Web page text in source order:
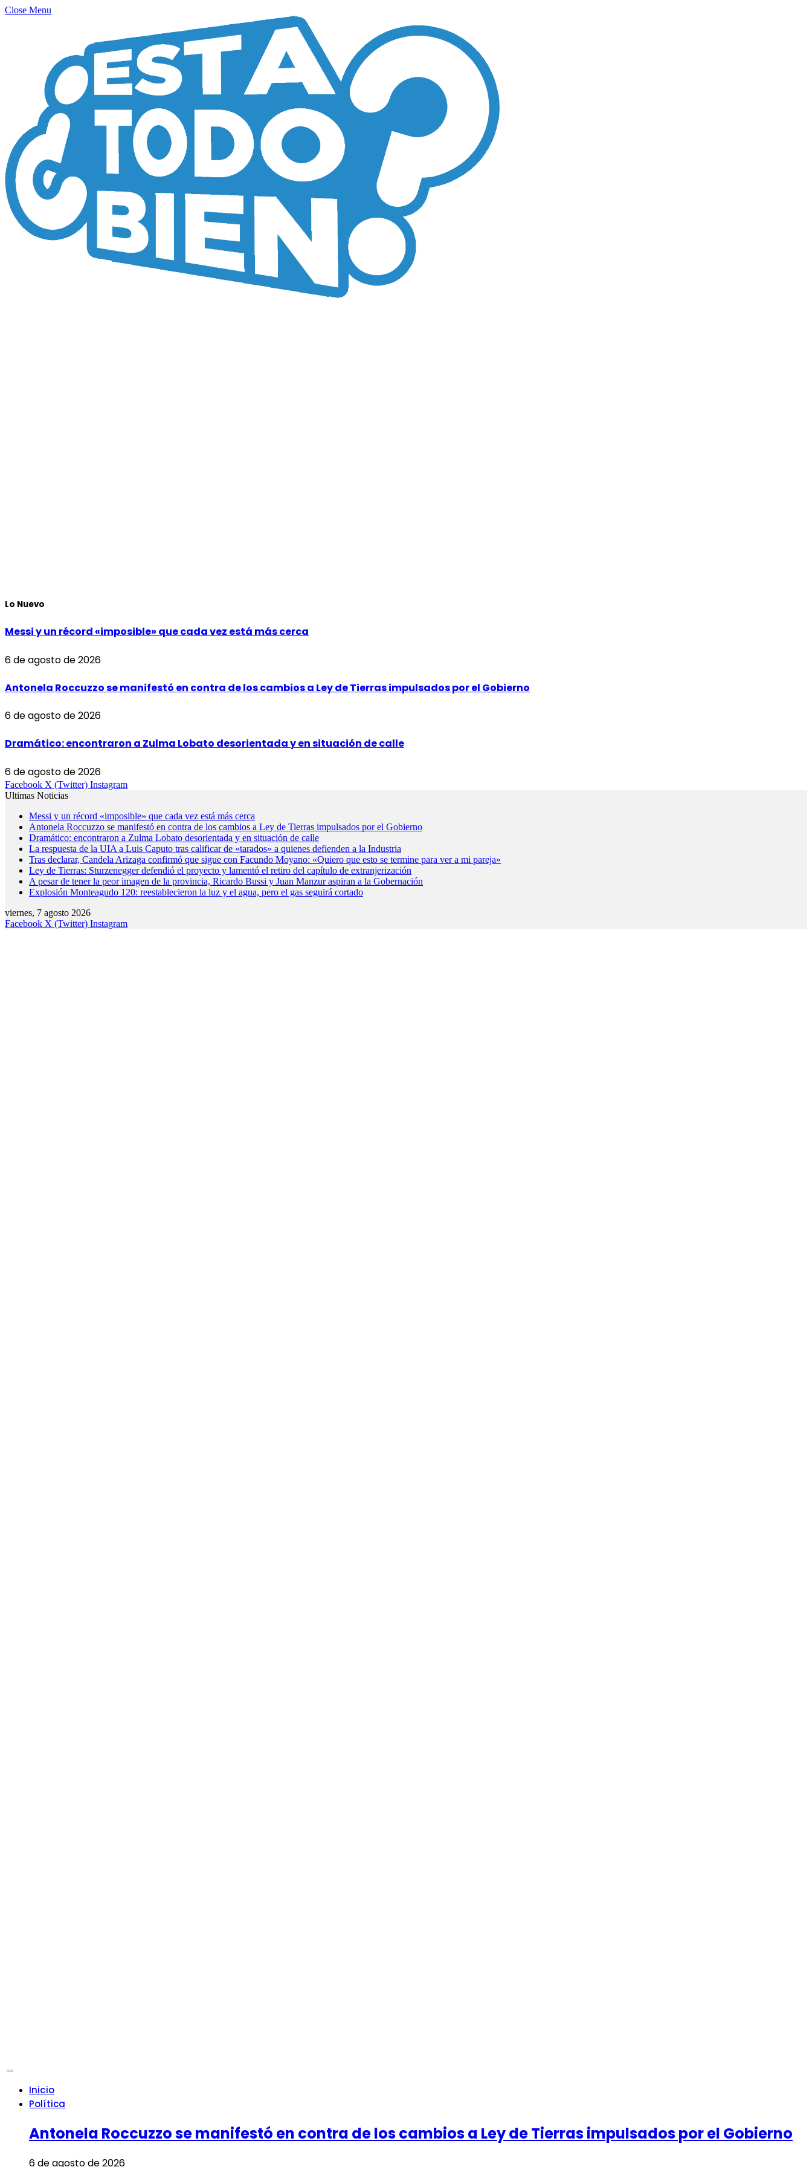
Close Menu
Lo Nuevo
Messi y un récord «imposible» que cada vez está más cerca
6 de agosto de 2026
Antonela Roccuzzo se manifestó en contra de los cambios a Ley de Tierras impulsados por el Gobierno
6 de agosto de 2026
Dramático: encontraron a Zulma Lobato desorientada y en situación de calle
6 de agosto de 2026
Facebook X (Twitter) Instagram
Ultimas Noticias
Messi y un récord «imposible» que cada vez está más cerca
Antonela Roccuzzo se manifestó en contra de los cambios a Ley de Tierras impulsados por el Gobierno
Dramático: encontraron a Zulma Lobato desorientada y en situación de calle
La respuesta de la UIA a Luis Caputo tras calificar de «tarados» a quienes defienden a la Industria
Tras declarar, Candela Arizaga confirmó que sigue con Facundo Moyano: «Quiero que esto se termine para ver a mi pareja»
Ley de Tierras: Sturzenegger defendió el proyecto y lamentó el retiro del capítulo de extranjerización
A pesar de tener la peor imagen de la provincia, Ricardo Bussi y Juan Manzur aspiran a la Gobernación
Explosión Monteagudo 120: reestablecieron la luz y el agua, pero el gas seguirá cortado
viernes, 7 agosto 2026
Facebook X (Twitter) Instagram
Inicio
Política
Antonela Roccuzzo se manifestó en contra de los cambios a Ley de Tierras impulsados por el Gobierno
6 de agosto de 2026